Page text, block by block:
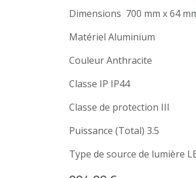
Dimensions 700 mm x 64
Matériel Aluminium
CouleurAnthracite
Classe IP IP44
Classe de protection III
Puissance (Total) 3.5
Type de source de lumière